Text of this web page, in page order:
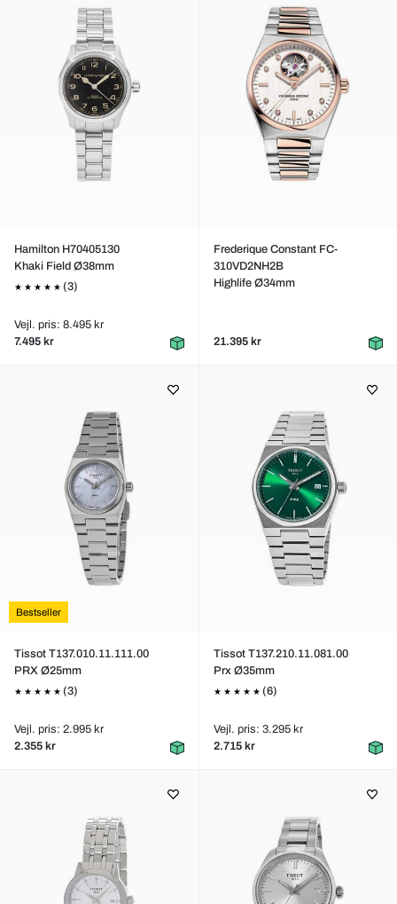
Hamilton H70405130
Khaki Field Ø38mm
(3)
Vejl. pris: 8.495 kr
7.495 kr
Frederique Constant FC-
310VD2NH2B
Highlife Ø34mm
21.395 kr
Bestseller
Tissot T137.010.11.111.00
PRX Ø25mm
(3)
Vejl. pris: 2.995 kr
2.355 kr
Tissot T137.210.11.081.00
Prx Ø35mm
(6)
Vejl. pris: 3.295 kr
2.715 kr